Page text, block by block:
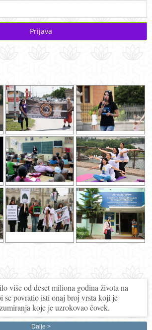
Prijava
više od deset miliona godina života na
se povratio isti onaj broj vrsta koji je
koje je uzrokovao čovek.
Dalje